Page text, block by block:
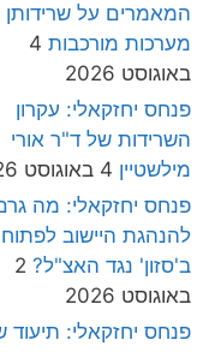
המאמרים על
מערכות מורכבות 4
באוגוסט 2026
פנחס יחזקאלי: עקרון
השרידות של ד"ר אורי
מילשטיין 4 באוגוסט 2026
פנחס יחזקאלי: מה
להנהגת היישוב לפתוח
ב'סזון' נגד האצ"ל? 2
באוגוסט 2026
פנחס יחזקאלי: